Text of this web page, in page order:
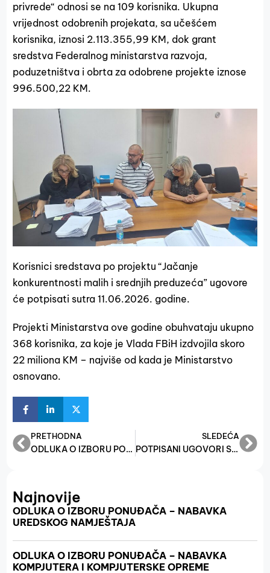
privrede“ odnosi se na 109 korisnika. Ukupna
vrijednost odobrenih projekata, sa učešćem
korisnika, iznosi 2.113.355,99 KM, dok grant
sredstva Federalnog ministarstva razvoja,
poduzetništva i obrta za odobrene projekte iznose
996.500,22 KM.
Korisnici sredstava po projektu “Jačanje
konkurentnosti malih i srednjih preduzeća” ugovore
će potpisati sutra 11.06.2026. godine.
Projekti Ministarstva ove godine obuhvataju ukupno
368 korisnika, za koje je Vlada FBiH izdvojila skoro
22 miliona KM – najviše od kada je Ministarstvo
osnovano.
PRETHODNA
ODLUKA O IZBORU PONUĐAČA – HIGIJENSKE POTREPŠTINE
SLEDEĆA
POTPISANI UGOVORI SA PREOSTALIM KORISNICIMA POTICAJNIH SREDSTAVA PO PROJEKTU “JAČANJE KONKURENTNOSTI MALIH I SREDNJIH PREDUZEĆA”
Najnovije
ODLUKA O IZBORU PONUĐAČA – NABAVKA
UREDSKOG NAMJEŠTAJA
ODLUKA O IZBORU PONUĐAČA – NABAVKA
KOMPJUTERA I KOMPJUTERSKE OPREME